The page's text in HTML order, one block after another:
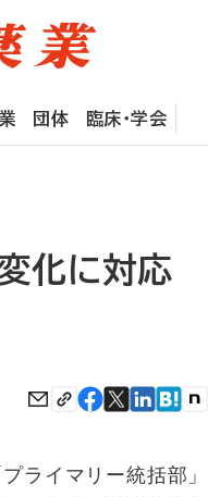
団体 臨床・学会
変化に対応
ライマリー統括部」